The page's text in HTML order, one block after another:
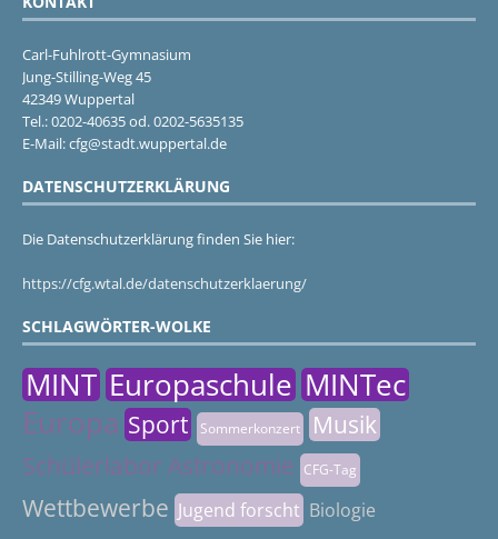
Carl-Fuhlrott-Gymnasium
Jung-Stilling-Weg 45
42349 Wuppertal
Tel.: 0202-40635 od. 0202-5635135
E-Mail: cfg@stadt.wuppertal.de
DATENSCHUTZERKLÄRUNG
Die Datenschutzerklärung finden Sie hier:
https://cfg.wtal.de/datenschutzerklaerung/
SCHLAGWÖRTER-WOLKE
MINT Europaschule MINTec
Europa Sport Sommerkonzert
Musik
Schülerlabor Astronomie CFG-Tag
Wettbewerbe Jugend forscht Biologie